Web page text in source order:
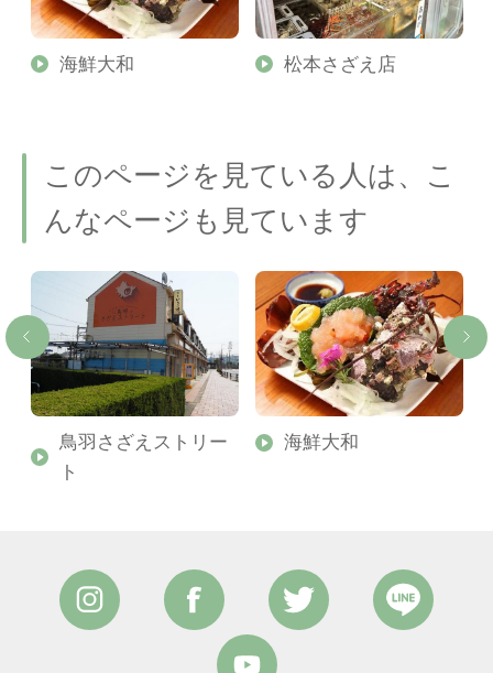
海鮮大和 松本さざえ店
このページを見ている人は、こ
んなページも見ています
鳥羽さざえストリー
ト
海鮮大和